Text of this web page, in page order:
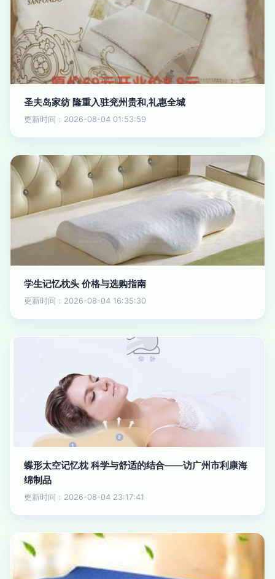
圣夫岛家纺 隆重入驻兖州贵和,礼惠全城
更新时间：2026-08-04 01:53:59
学生记忆枕头 价格与选购指南
更新时间：2026-08-04 16:35:30
蝶形太空记忆枕 科学与舒适的结合——访广州市利康海
绵制品
更新时间：2026-08-04 23:17:41